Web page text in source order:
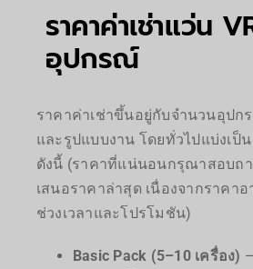
ราคาค่าเช่าแว่น
อุปกรณ์
ราคาค่าเช่าขึ้นอยู่กับจำนวนอุปกร
และรูปแบบงาน โดยทั่วไปแบ่งเป็
ดังนี้ (ราคาที่แน่นอนกรุณาสอบถ
เสนอราคาล่าสุด เนื่องจากราคา
ช่วงเวลาและโปรโมชัน)
Basic Pack (5–10 เครื่อง)